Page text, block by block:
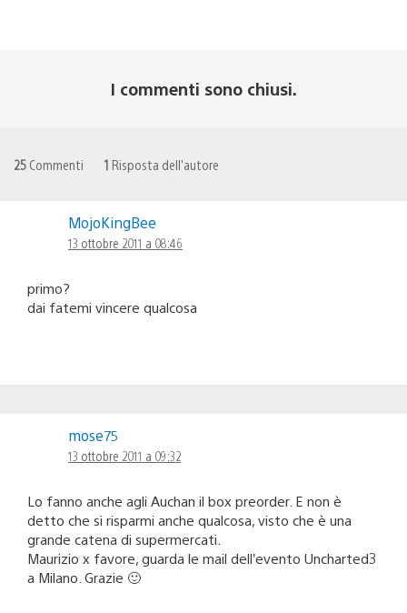
I commenti sono chiusi.
25 Commenti 1 Risposta dell'autore
MojoKingBee
13 ottobre 2011 a 08:46
primo?
dai fatemi vincere qualcosa
mose75
13 ottobre 2011 a 09:32
Lo fanno anche agli Auchan il box preorder. E non è
detto che si risparmi anche qualcosa, visto che è una
grande catena di supermercati.
Maurizio x favore, guarda le mail dell’evento Uncharted3
a Milano. Grazie 🙂